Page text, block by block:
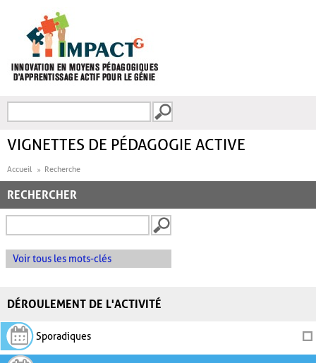
FORMULAIRE DE
VIGNETTES DE PÉDAGOGIE ACTIVE
Accueil Recherche
RECHERCHER
Voir tous les mots-clés
DÉROULEMENT DE L'ACTIVITÉ
Sporadiques